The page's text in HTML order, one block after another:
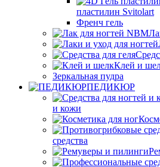
пластилин Svitolart
Френч гель
Клей и
Зеркальная пудра
ПЕДИКЮР
и кожи
средства